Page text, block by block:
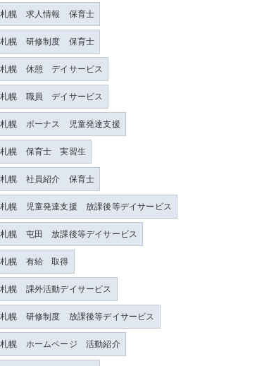
札幌 求人情報 保育士
札幌 研修制度 保育士
札幌 休憩 デイサービス
札幌 職員 デイサービス
札幌 ボーナス 児童発達支援
札幌 保育士 実習生
札幌 社員紹介 保育士
札幌 児童発達支援 放課後等デイサービス
札幌 屯田 放課後等デイサービス
札幌 有給 取得
札幌 課外活動デイサービス
札幌 研修制度 放課後等デイサービス
札幌 ホームページ 活動紹介